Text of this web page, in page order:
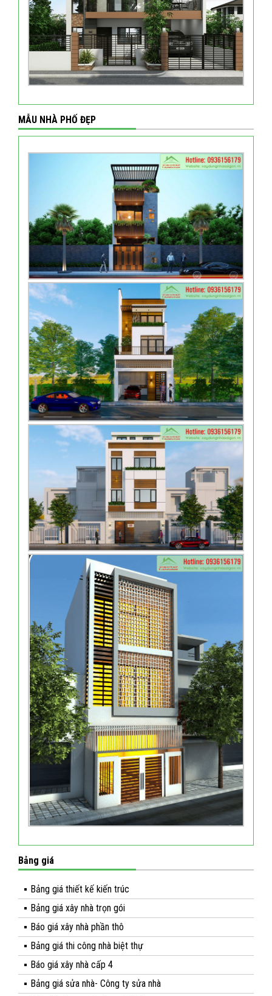
MẪU NHÀ PHỐ ĐẸP
Bảng giá
Bảng giá thiết kế kiến trúc
Bảng giá xây nhà trọn gói
Báo giá xây nhà phần thô
Bảng giá thi công nhà biệt thự
Báo giá xây nhà cấp 4
Bảng giá sửa nhà- Công ty sửa nhà